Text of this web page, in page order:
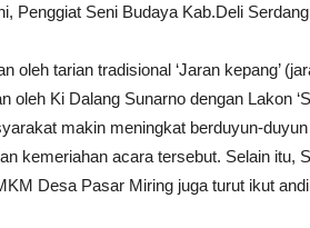
Penggiat Seni Budaya Kab.Deli
oleh tarian tradisional ‘Jaran kepang’
oleh Ki Dalang Sunarno dengan Lakon
makin meningkat berduyun-
kemeriahan acara tersebut. Selain itu,
Desa Pasar Miring juga turut ikut